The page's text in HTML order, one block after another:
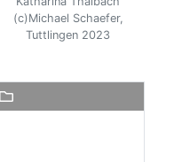
(c)Michael Schaefer,
Tuttlingen 2023